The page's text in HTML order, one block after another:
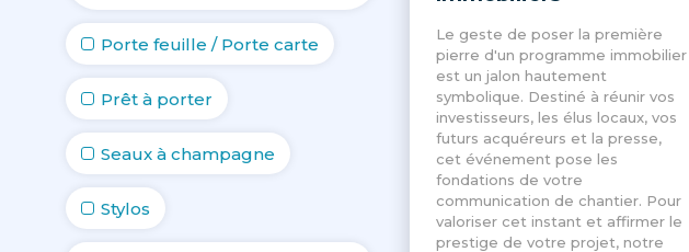
Porte feuille / Porte carte
Prêt à porter
Seaux à champagne
Stylos
Le geste de poser la première
pierre d'un programme immobilier
est un jalon hautement
symbolique. Destiné à réunir vos
investisseurs, les élus locaux, vos
futurs acquéreurs et la presse,
cet événement pose les
fondations de votre
communication de chantier. Pour
valoriser cet instant et affirmer le
prestige de votre projet, notre